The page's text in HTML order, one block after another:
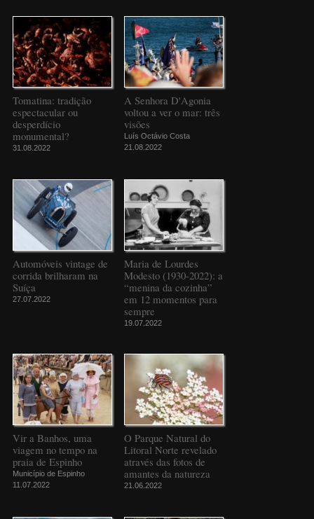
Tomatina: tradição
espectacular ou
desperdício
monumental?
31.08.2022
A Senhora D'Agonia
voltou a ver o mar: três
visões
Luís Octávio Costa
21.08.2022
Automóveis vintage de
corrida brilharam na
Suíça
27.07.2022
Maria de Lourdes
Modesto (1930-2022): a
“menina da cozinha”
em 12 momentos para
sempre
19.07.2022
Vir a Banhos, uma
viagem no tempo na
praia de Espinho
Município de Espinho
11.07.2022
O Parque Natural do
Litoral Norte revelado
através das fotos de
amantes da natureza
21.06.2022